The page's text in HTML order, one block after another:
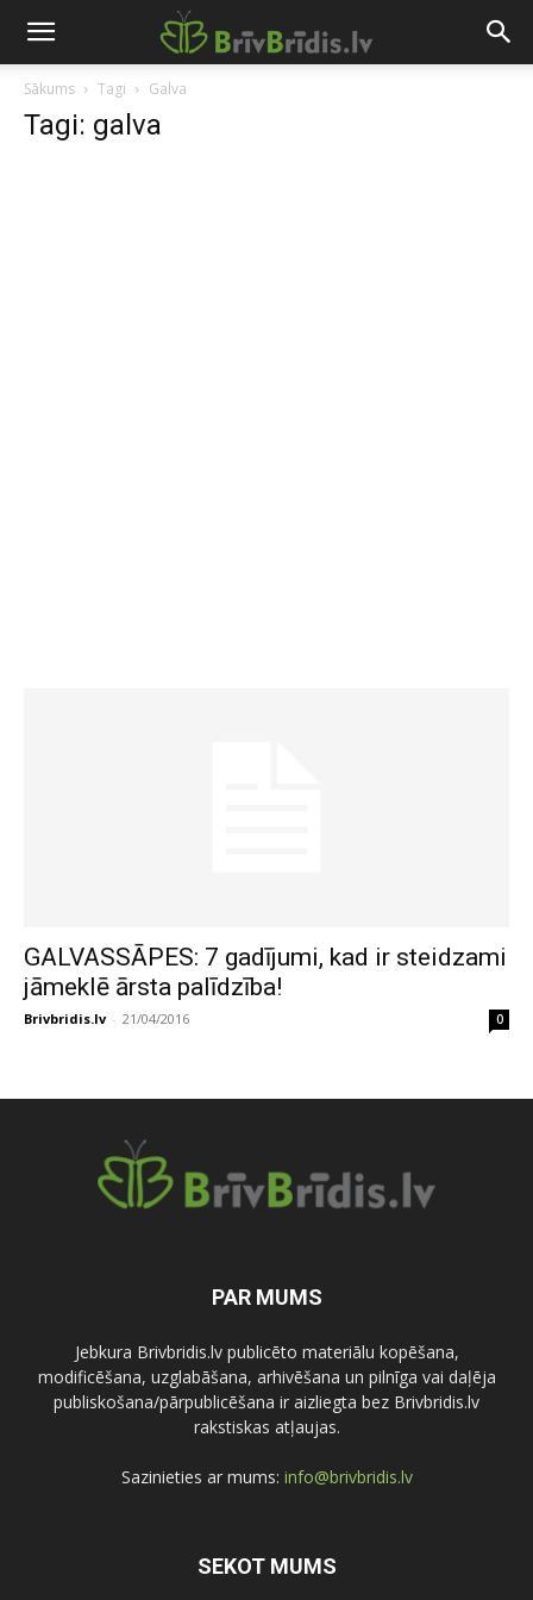
Sākums Tagi Galva
Tagi: galva
GALVASSĀPES: 7 gadījumi, kad ir steidzami
jāmeklē ārsta palīdzība!
Brivbridis.lv - 21/04/2016 0
PAR MUMS
Jebkura Brivbridis.lv publicēto materiālu kopēšana,
modificēšana, uzglabāšana, arhivēšana un pilnīga vai daļēja
publiskošana/pārpublicēšana ir aizliegta bez Brivbridis.lv
rakstiskas atļaujas.
Sazinieties ar mums: info@brivbridis.lv
SEKOT MUMS